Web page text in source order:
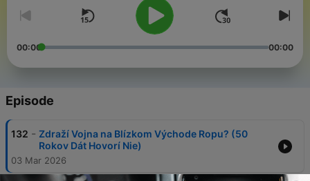
00:00 00:00
Episode
132 - Zdraží Vojna na Blízkom Východe Ropu? (50
Rokov Dát Hovorí Nie)
03 Mar 2026